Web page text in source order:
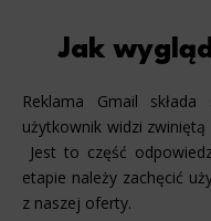
Jak
Reklama Gmail
użytkownik widzi
Jest to część
etapie należy zachęcić
z naszej oferty.